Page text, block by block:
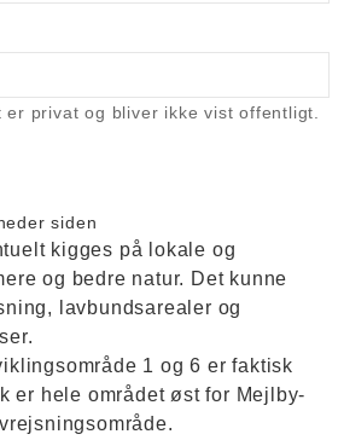
privat og bliver ikke vist offentligt.
siden
kigges på lokale og
og bedre natur. Det kunne
lavbundsarealer og
1 og 6 er faktisk
er hele området øst for Mejlby-